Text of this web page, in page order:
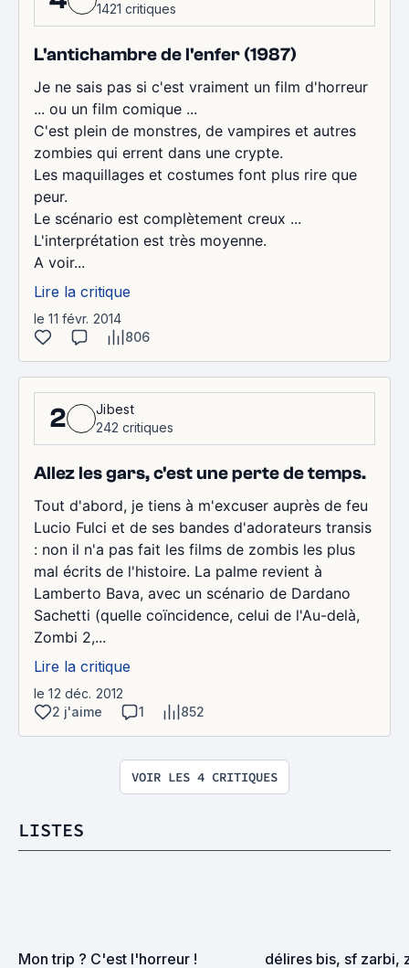
1421 critiques
L'antichambre de l'enfer (1987)
Je ne sais pas si c'est vraiment un film d'horreur
... ou un film comique ...
C'est plein de monstres, de vampires et autres
zombies qui errent dans une crypte.
Les maquillages et costumes font plus rire que
peur.
Le scénario est complètement creux ...
L'interprétation est très moyenne.
A voir...
Lire la critique
le 11 févr. 2014
806
2
Jibest
242 critiques
Allez les gars, c'est une perte de temps.
Tout d'abord, je tiens à m'excuser auprès de feu
Lucio Fulci et de ses bandes d'adorateurs transis
: non il n'a pas fait les films de zombis les plus
mal écrits de l'histoire. La palme revient à
Lamberto Bava, avec un scénario de Dardano
Sachetti (quelle coïncidence, celui de l'Au-delà,
Zombi 2,...
Lire la critique
le 12 déc. 2012
2 j'aime
1 852
VOIR LES 4 CRITIQUES
LISTES
Mon trip ? C'est l'horreur !
délires bis, sf zarbi,